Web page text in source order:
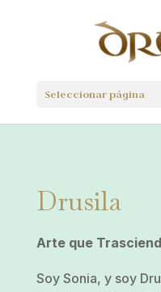
Seleccionar página
Drusila
Arte que
Soy Sonia, y soy